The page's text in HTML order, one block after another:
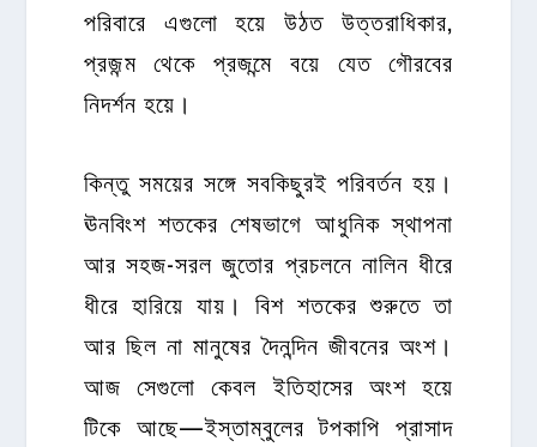
পরিবারে এগুলো হয়ে উঠত উত্তরাধিকার,
প্রজন্ম থেকে প্রজন্মে বয়ে যেত গৌরবের
নিদর্শন হয়ে।
কিন্তু সময়ের সঙ্গে সবকিছুরই পরিবর্তন হয়।
ঊনবিংশ শতকের শেষভাগে আধুনিক স্থাপনা
আর সহজ-সরল জুতোর প্রচলনে নালিন ধীরে
ধীরে হারিয়ে যায়। বিশ শতকের শুরুতে তা
আর ছিল না মানুষের দৈনন্দিন জীবনের অংশ।
আজ সেগুলো কেবল ইতিহাসের অংশ হয়ে
টিকে আছে—ইস্তাম্বুলের টপকাপি প্রাসাদ